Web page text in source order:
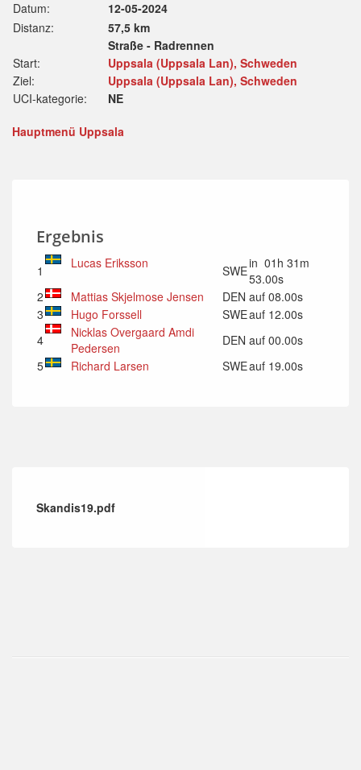
Datum:
12-05-2024
Distanz:
57,5 km
Straße - Radrennen
Start:
Uppsala (Uppsala Lan), Schweden
Ziel:
Uppsala (Uppsala Lan), Schweden
UCI-kategorie:
NE
Hauptmenü Uppsala
Ergebnis
1 Lucas Eriksson SWEin 01h 31m
53.00s
2
Mattias Skjelmose Jensen DEN auf 08.00s
3
Hugo Forssell SWEauf 12.00s
4
Nicklas Overgaard Amdi
Pedersen
DEN auf 00.00s
5
Richard Larsen SWEauf 19.00s
Skandis19.pdf